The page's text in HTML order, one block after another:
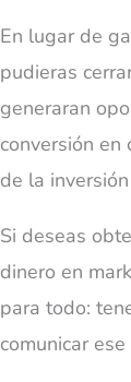
En lugar de
pudieras
generaran
conversión en
de la
Si deseas
dinero en
para todo:
comunicar